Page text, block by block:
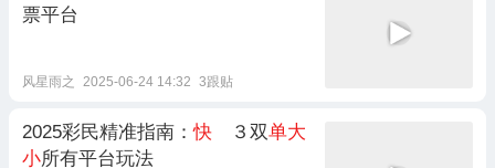
票平台
风星雨之 2025-06-24 14:32 3跟贴
2025彩民精准指南：快 ３双单大
小所有平台玩法